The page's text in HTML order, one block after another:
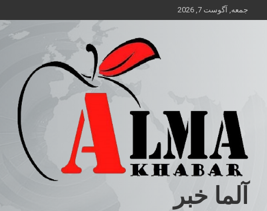
محتوا
جمعه, آگوست 7, 2026
آلما خبر